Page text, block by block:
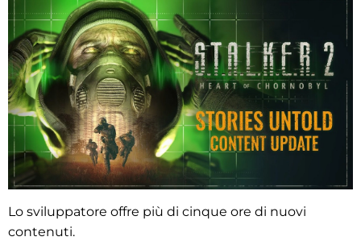
Lo sviluppatore offre più di cinque ore di nuovi
contenuti.